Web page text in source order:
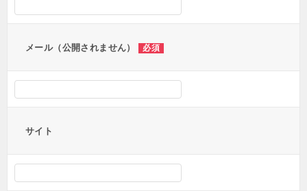
メール（公開されません） 必須
サイト